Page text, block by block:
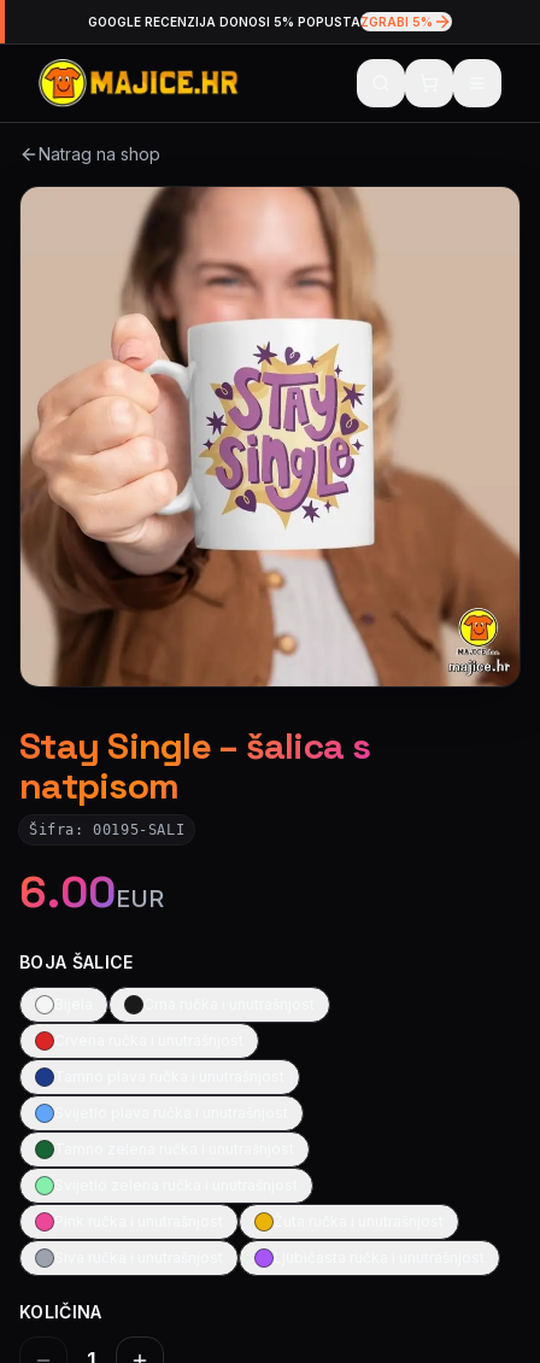
GOOGLE RECENZIJA DONOSI 5% POPUSTAZGRABI 5%
Natrag na shop
Stay Single – šalica s
natpisom
Šifra:00195-SALI
6.00EUR
BOJA ŠALICE
KOLIČINA